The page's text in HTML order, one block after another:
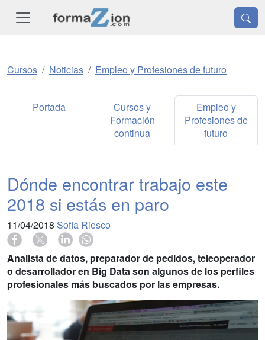
Cursos Noticias Empleo y Profesiones de futuro
Portada
Cursos y
Formación
continua
Empleo y
Profesiones de
futuro
Dónde encontrar trabajo este
2018 si estás en paro
11/04/2018 Sofía Riesco
Analista de datos, preparador de pedidos, teleoperador
o desarrollador en Big Data son algunos de los perfiles
profesionales más buscados por las empresas.